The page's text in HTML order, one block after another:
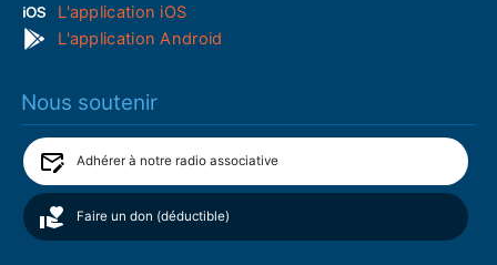
L'application iOS
L'application Android
Nous soutenir
Adhérer à notre radio associative
Faire un don (déductible)